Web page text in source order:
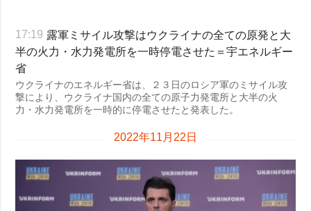
政治
経済・復興
防衛
社会・文化
事故・緊急事態
コンタクト
追加 サービス
17:19 露軍ミサイル攻撃はウクライナの全ての原発と大
半の火力・水力発電所を一時停電させた＝宇エネルギー
省
ウクライナのエネルギー省は、２３日のロシア軍のミサイル攻
撃により、ウクライナ国内の全ての原子力発電所と大半の火
力・水力発電所を一時的に停電させたと発表した。
2022年11月22日